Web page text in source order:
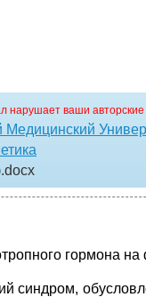
нарушает ваши
.docx
гормона
синдром,